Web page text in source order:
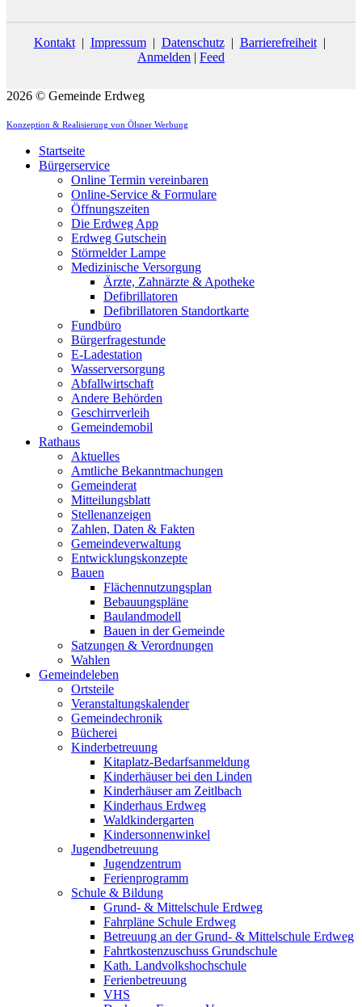
Kontakt| Impressum| Datenschutz| Barrierefreiheit|
Anmelden | Feed
2026 © Gemeinde Erdweg
Konzeption & Realisierung von Ölsner Werbung
Startseite
Bürgerservice
Online Termin vereinbaren
Online-Service & Formulare
Öffnungszeiten
Die Erdweg App
Erdweg Gutschein
Störmelder Lampe
Medizinische Versorgung
Ärzte, Zahnärzte & Apotheke
Defibrillatoren
Defibrillatoren Standortkarte
Fundbüro
Bürgerfragestunde
E-Ladestation
Wasserversorgung
Abfallwirtschaft
Andere Behörden
Geschirrverleih
Gemeindemobil
Rathaus
Aktuelles
Amtliche Bekanntmachungen
Gemeinderat
Mitteilungsblatt
Stellenanzeigen
Zahlen, Daten & Fakten
Gemeindeverwaltung
Entwicklungskonzepte
Bauen
Flächennutzungsplan
Bebauungspläne
Baulandmodell
Bauen in der Gemeinde
Satzungen & Verordnungen
Wahlen
Gemeindeleben
Ortsteile
Veranstaltungskalender
Gemeindechronik
Bücherei
Kinderbetreuung
Kitaplatz-Bedarfsanmeldung
Kinderhäuser bei den Linden
Kinderhäuser am Zeitlbach
Kinderhaus Erdweg
Waldkindergarten
Kindersonnenwinkel
Jugendbetreuung
Jugendzentrum
Ferienprogramm
Schule & Bildung
Grund- & Mittelschule Erdweg
Fahrpläne Schule Erdweg
Betreuung an der Grund- & Mittelschule Erdweg
Fahrtkostenzuschuss Grundschule
Kath. Landvolkshochschule
Ferienbetreuung
VHS